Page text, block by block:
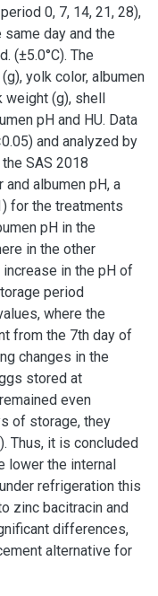
0, 7, 14, 21, 28),
day and the
(±5.0°C). The
yolk color, albumen
weight (g), shell
pH and HU. Data
and analyzed by
SAS 2018
albumen pH, a
for the treatments
pH in the
in the other
in the pH of
period
where the
from the 7th day of
changes in the
stored at
even
of storage, they
Thus, it is concluded
lower the internal
refrigeration this
zinc bacitracin and
differences,
alternative for